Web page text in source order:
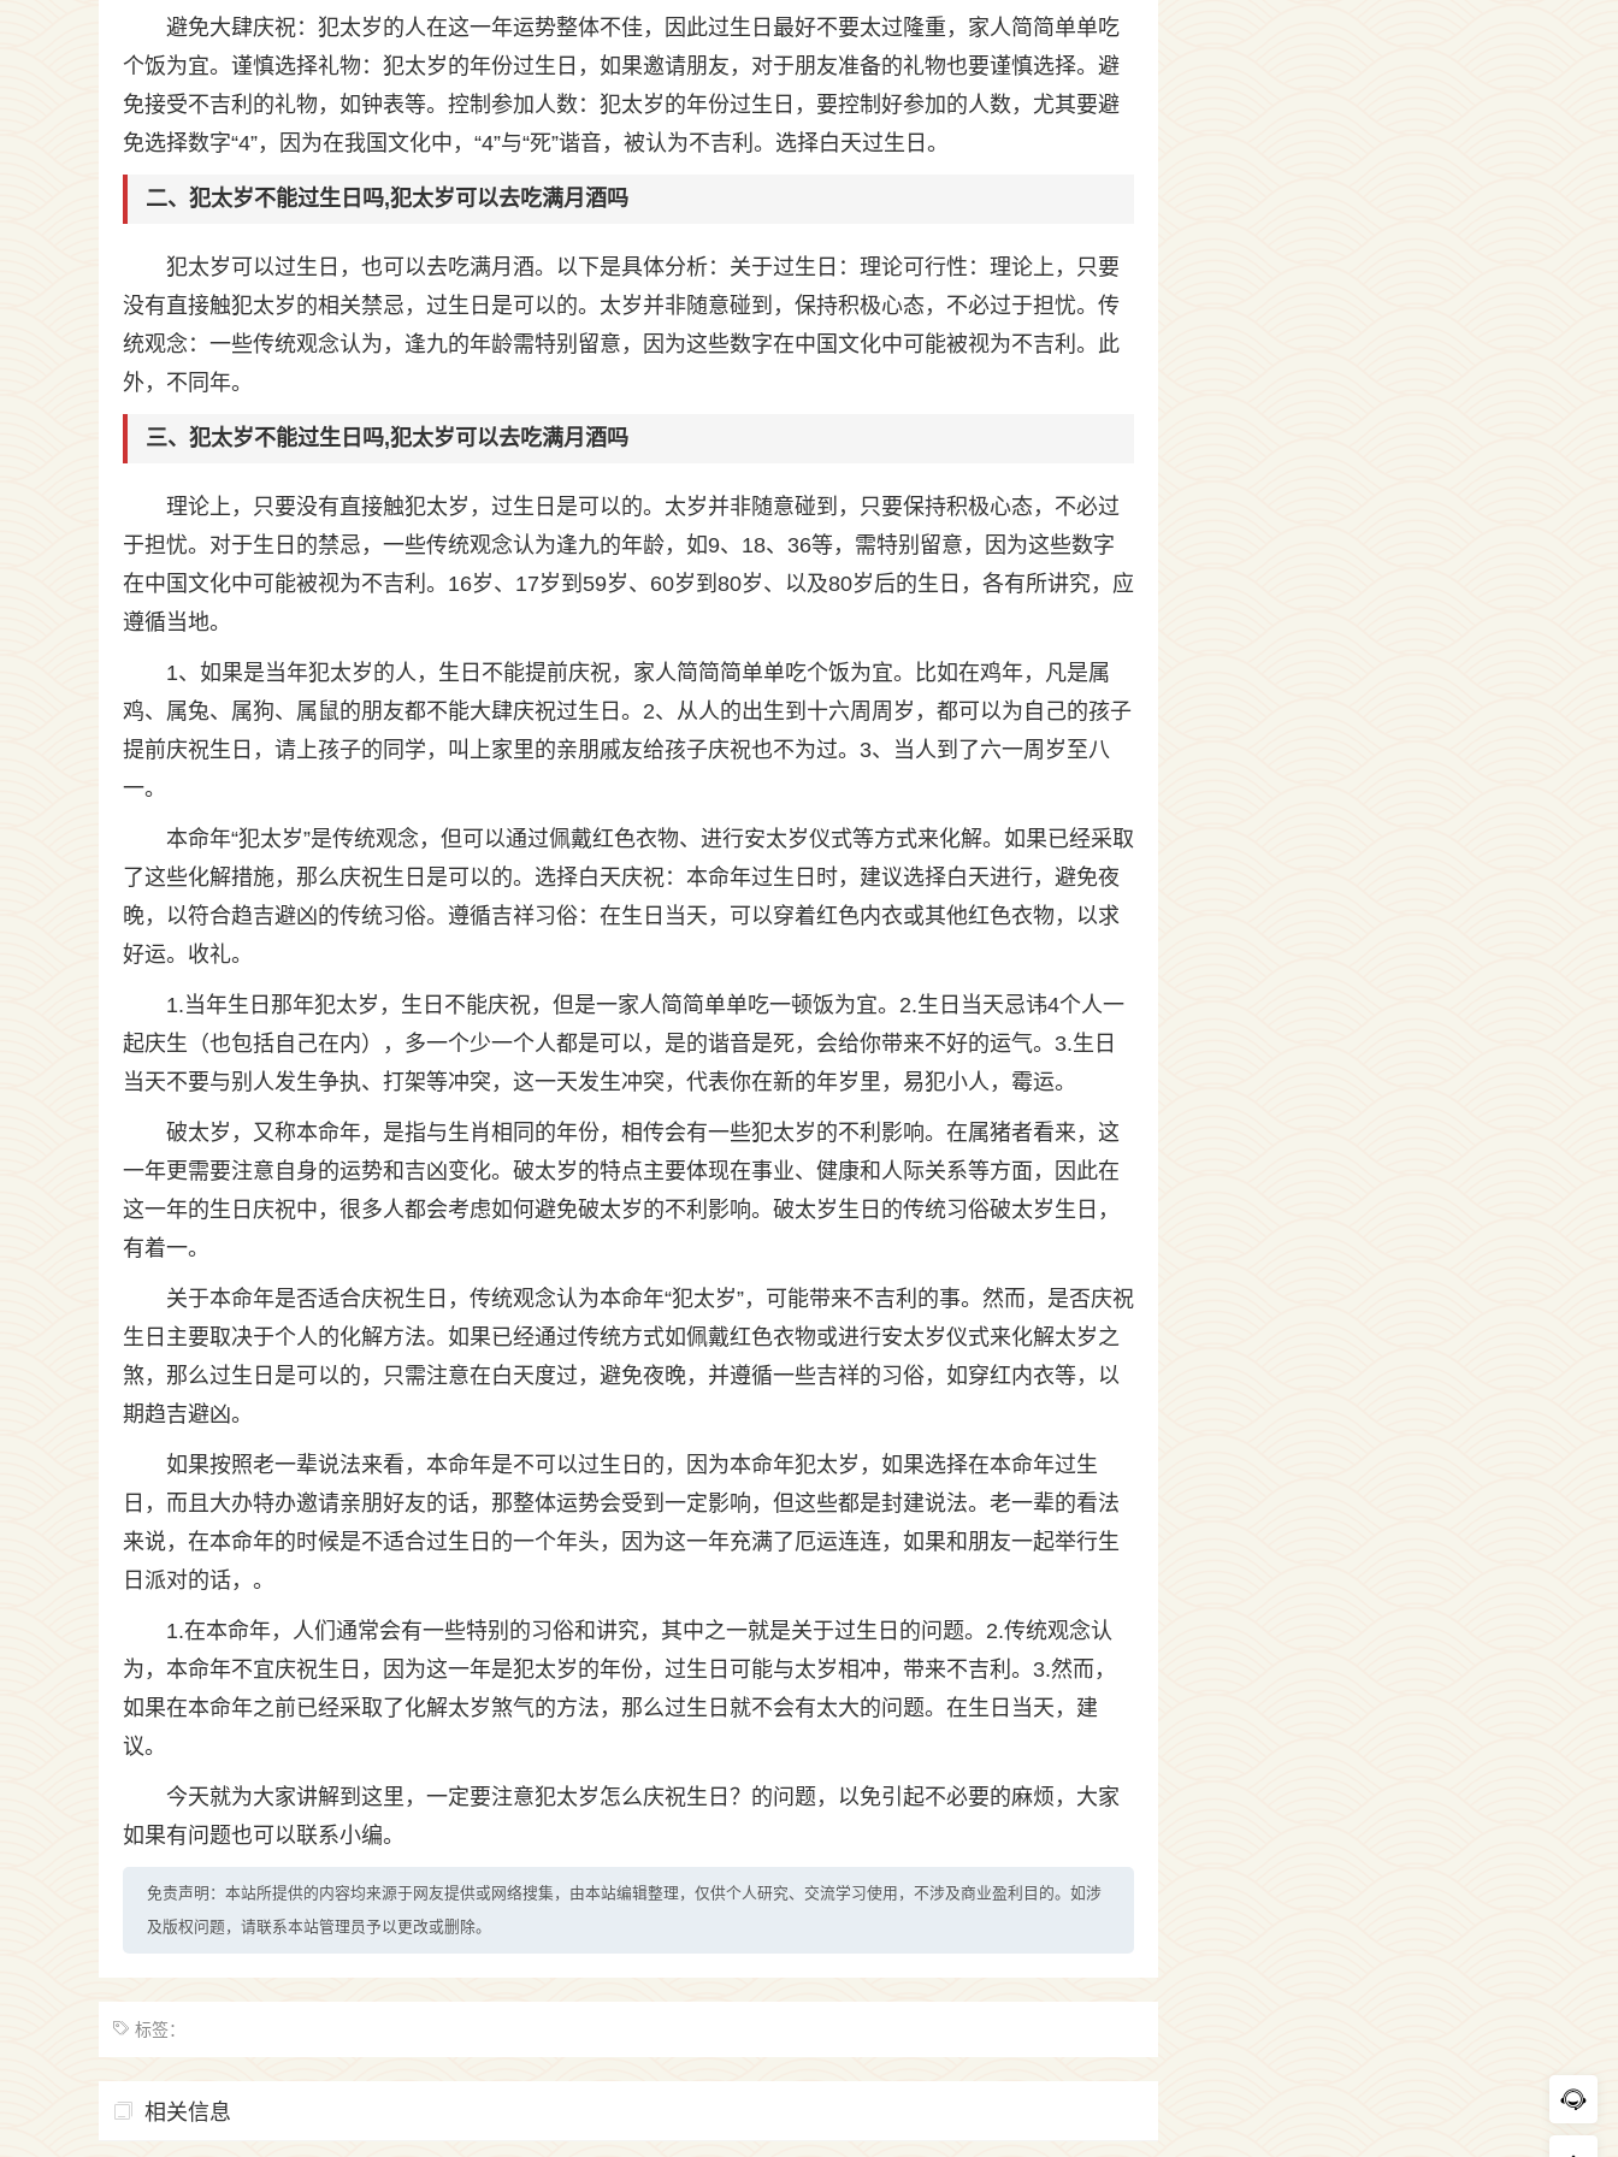
避免大肆庆祝：犯太岁的人在这一年运势整体不佳，因此过生日最好不要太过隆重，家人简简单单吃
个饭为宜。谨慎选择礼物：犯太岁的年份过生日，如果邀请朋友，对于朋友准备的礼物也要谨慎选择。避
免接受不吉利的礼物，如钟表等。控制参加人数：犯太岁的年份过生日，要控制好参加的人数，尤其要避
免选择数字“4”，因为在我国文化中，“4”与“死”谐音，被认为不吉利。选择白天过生日。
二、犯太岁不能过生日吗,犯太岁可以去吃满月酒吗
犯太岁可以过生日，也可以去吃满月酒。以下是具体分析：关于过生日：理论可行性：理论上，只要
没有直接触犯太岁的相关禁忌，过生日是可以的。太岁并非随意碰到，保持积极心态，不必过于担忧。传
统观念：一些传统观念认为，逢九的年龄需特别留意，因为这些数字在中国文化中可能被视为不吉利。此
外，不同年。
三、犯太岁不能过生日吗,犯太岁可以去吃满月酒吗
理论上，只要没有直接触犯太岁，过生日是可以的。太岁并非随意碰到，只要保持积极心态，不必过
于担忧。对于生日的禁忌，一些传统观念认为逢九的年龄，如9、18、36等，需特别留意，因为这些数字
在中国文化中可能被视为不吉利。16岁、17岁到59岁、60岁到80岁、以及80岁后的生日，各有所讲究，应
遵循当地。
1、如果是当年犯太岁的人，生日不能提前庆祝，家人简简简单单吃个饭为宜。比如在鸡年，凡是属
鸡、属兔、属狗、属鼠的朋友都不能大肆庆祝过生日。2、从人的出生到十六周周岁，都可以为自己的孩子
提前庆祝生日，请上孩子的同学，叫上家里的亲朋戚友给孩子庆祝也不为过。3、当人到了六一周岁至八
一。
本命年“犯太岁”是传统观念，但可以通过佩戴红色衣物、进行安太岁仪式等方式来化解。如果已经采取
了这些化解措施，那么庆祝生日是可以的。选择白天庆祝：本命年过生日时，建议选择白天进行，避免夜
晚，以符合趋吉避凶的传统习俗。遵循吉祥习俗：在生日当天，可以穿着红色内衣或其他红色衣物，以求
好运。收礼。
1.当年生日那年犯太岁，生日不能庆祝，但是一家人简简单单吃一顿饭为宜。2.生日当天忌讳4个人一
起庆生（也包括自己在内），多一个少一个人都是可以，是的谐音是死，会给你带来不好的运气。3.生日
当天不要与别人发生争执、打架等冲突，这一天发生冲突，代表你在新的年岁里，易犯小人，霉运。
破太岁，又称本命年，是指与生肖相同的年份，相传会有一些犯太岁的不利影响。在属猪者看来，这
一年更需要注意自身的运势和吉凶变化。破太岁的特点主要体现在事业、健康和人际关系等方面，因此在
这一年的生日庆祝中，很多人都会考虑如何避免破太岁的不利影响。破太岁生日的传统习俗破太岁生日，
有着一。
关于本命年是否适合庆祝生日，传统观念认为本命年“犯太岁”，可能带来不吉利的事。然而，是否庆祝
生日主要取决于个人的化解方法。如果已经通过传统方式如佩戴红色衣物或进行安太岁仪式来化解太岁之
煞，那么过生日是可以的，只需注意在白天度过，避免夜晚，并遵循一些吉祥的习俗，如穿红内衣等，以
期趋吉避凶。
如果按照老一辈说法来看，本命年是不可以过生日的，因为本命年犯太岁，如果选择在本命年过生
日，而且大办特办邀请亲朋好友的话，那整体运势会受到一定影响，但这些都是封建说法。老一辈的看法
来说，在本命年的时候是不适合过生日的一个年头，因为这一年充满了厄运连连，如果和朋友一起举行生
日派对的话，。
1.在本命年，人们通常会有一些特别的习俗和讲究，其中之一就是关于过生日的问题。2.传统观念认
为，本命年不宜庆祝生日，因为这一年是犯太岁的年份，过生日可能与太岁相冲，带来不吉利。3.然而，
如果在本命年之前已经采取了化解太岁煞气的方法，那么过生日就不会有太大的问题。在生日当天，建
议。
今天就为大家讲解到这里，一定要注意犯太岁怎么庆祝生日？的问题，以免引起不必要的麻烦，大家
如果有问题也可以联系小编。
免责声明：本站所提供的内容均来源于网友提供或网络搜集，由本站编辑整理，仅供个人研究、交流学习使用，不涉及商业盈利目的。如涉
及版权问题，请联系本站管理员予以更改或删除。
标签：
相关信息